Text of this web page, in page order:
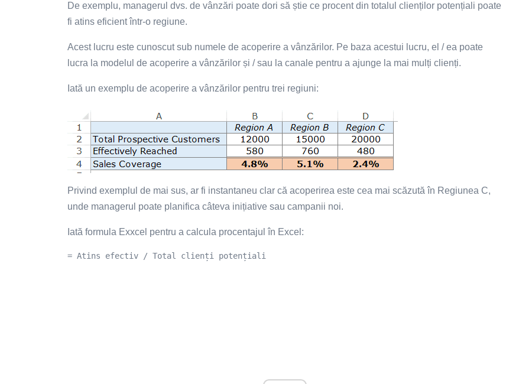
De exemplu, managerul dvs. de vânzări poate dori să știe ce procent din totalul clienților potențiali poate
fi atins eficient într-o regiune.
Acest lucru este cunoscut sub numele de acoperire a vânzărilor. Pe baza acestui lucru, el / ea poate
lucra la modelul de acoperire a vânzărilor și / sau la canale pentru a ajunge la mai mulți clienți.
Iată un exemplu de acoperire a vânzărilor pentru trei regiuni:
Privind exemplul de mai sus, ar fi instantaneu clar că acoperirea este cea mai scăzută în Regiunea C,
unde managerul poate planifica câteva inițiative sau campanii noi.
Iată formula Exxcel pentru a calcula procentajul în Excel:
= Atins efectiv / Total clienți potențiali